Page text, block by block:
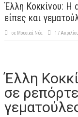
Έλλη Κοκκίνου: Η
είπες και
σε Μουσικά Νέα 17
Έλλη
σε